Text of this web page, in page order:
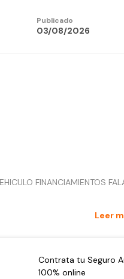
Publicado
03/08/2026
FINANCIAMIENTOS
Leer
Contrata tu Seguro
100% online